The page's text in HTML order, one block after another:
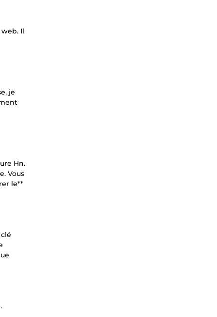
Il
je
Hn.
Vous
le**